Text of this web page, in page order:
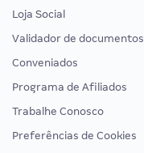
Loja Social
Validador de documentos
Conveniados
Programa de Afiliados
Trabalhe Conosco
Preferências de Cookies